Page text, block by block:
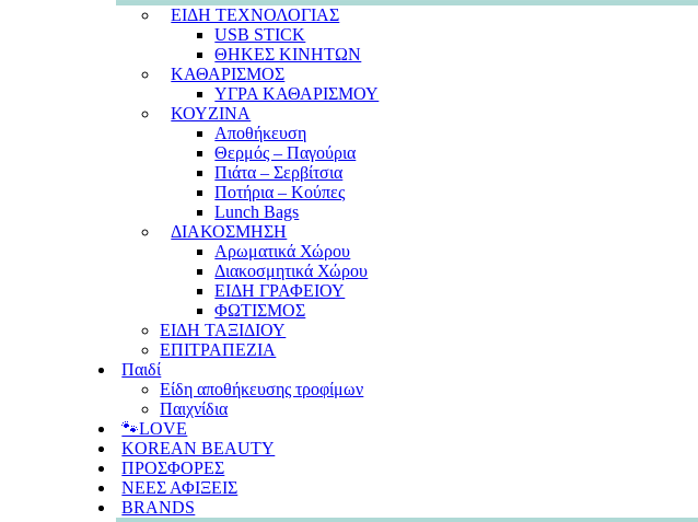
ΕΙΔΗ ΤΕΧΝΟΛΟΓΙΑΣ
USB STICK
ΘΗΚΕΣ ΚΙΝΗΤΩΝ
ΚΑΘΑΡΙΣΜΟΣ
ΥΓΡΑ ΚΑΘΑΡΙΣΜΟΥ
ΚΟΥΖΙΝΑ
Αποθήκευση
Θερμός – Παγούρια
Πιάτα – Σερβίτσια
Ποτήρια – Κούπες
Lunch Bags
ΔΙΑΚΟΣΜΗΣΗ
Αρωματικά Χώρου
Διακοσμητικά Χώρου
ΕΙΔΗ ΓΡΑΦΕΙΟΥ
ΦΩΤΙΣΜΟΣ
ΕΙΔΗ ΤΑΞΙΔΙΟΥ
ΕΠΙΤΡΑΠΕΖΙΑ
Παιδί
Είδη αποθήκευσης τροφίμων
Παιχνίδια
🐾LOVE
KOREAN BEAUTY
ΠΡΟΣΦΟΡΕΣ
ΝΕΕΣ ΑΦΙΞΕΙΣ
BRANDS